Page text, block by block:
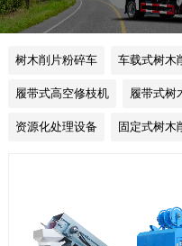
树木削片粉碎车 车载式树木
履带式高空修枝机 履带式树
资源化处理设备 固定式树木